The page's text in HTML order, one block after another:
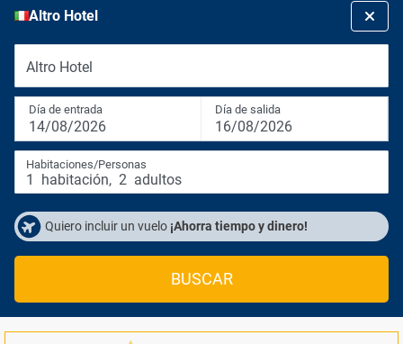
Altro Hotel
Altro Hotel
Día de entrada
14/08/2026
Día de salida
16/08/2026
Habitaciones/Personas
1 habitación, 2 adultos
Quiero incluir un vuelo ¡Ahorra tiempo y dinero!
BUSCAR